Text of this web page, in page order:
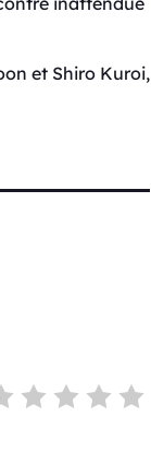
et Shiro Kuroi,